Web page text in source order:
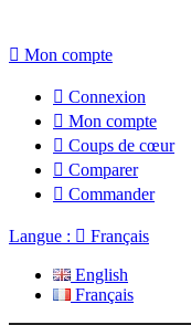
 Mon compte
 Connexion
 Mon compte
 Coups de cœur
 Comparer
 Commander
Langue :  Français
English
Français